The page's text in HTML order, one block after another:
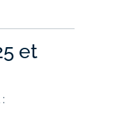
et